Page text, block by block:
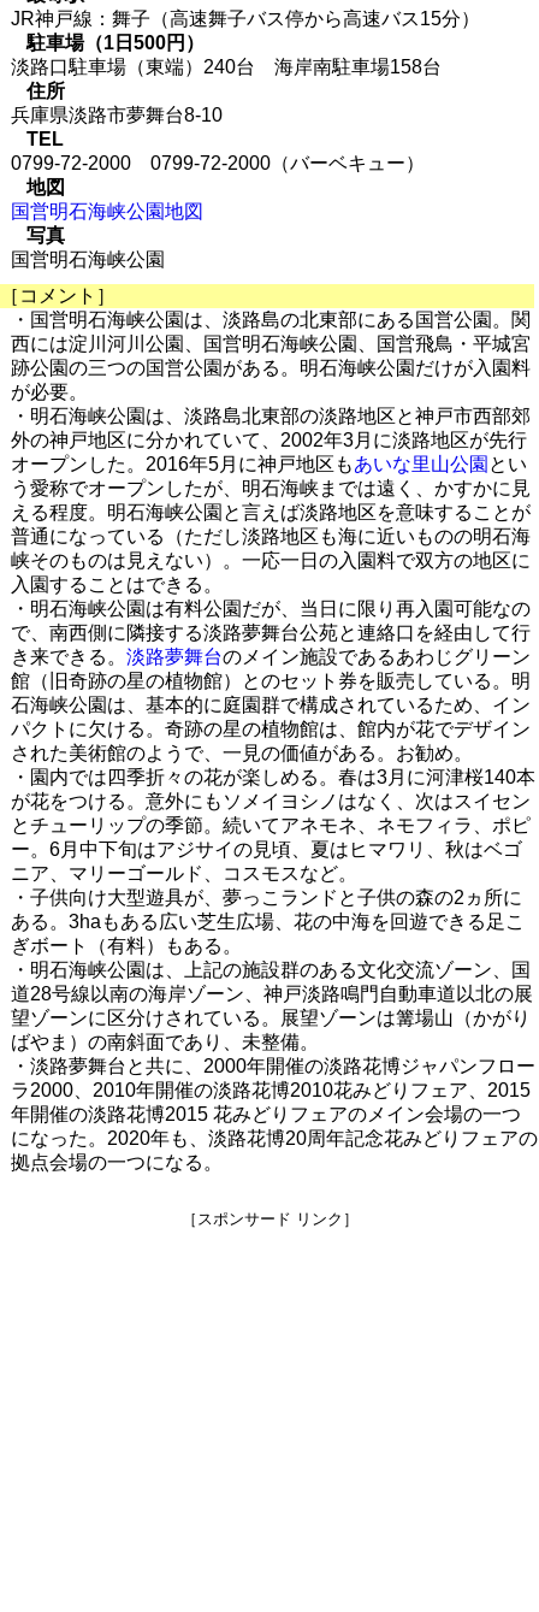
JR神戸線：舞子（高速舞子バス停から高速バス15分）
駐車場（1日500円）
淡路口駐車場（東端）240台 海岸南駐車場158台
住所
兵庫県淡路市夢舞台8-10
TEL
0799-72-2000 0799-72-2000（バーベキュー）
地図
国営明石海峡公園地図
写真
国営明石海峡公園
［コメント］
・国営明石海峡公園は、淡路島の北東部にある国営公園。関
西には淀川河川公園、国営明石海峡公園、国営飛鳥・平城宮
跡公園の三つの国営公園がある。明石海峡公園だけが入園料
が必要。
・明石海峡公園は、淡路島北東部の淡路地区と神戸市西部郊
外の神戸地区に分かれていて、2002年3月に淡路地区が先行
オープンした。2016年5月に神戸地区もあいな里山公園 とい
う愛称でオープンしたが、明石海峡までは遠く、かすかに見
える程度。明石海峡公園と言えば淡路地区を意味することが
普通になっている（ただし淡路地区も海に近いものの明石海
峡そのものは見えない）。一応一日の入園料で双方の地区に
入園することはできる。
・明石海峡公園は有料公園だが、当日に限り再入園可能なの
で、南西側に隣接する淡路夢舞台公苑と連絡口を経由して行
き来できる。 淡路夢舞台のメイン施設であるあわじグリーン
館（旧奇跡の星の植物館）とのセット券を販売している。明
石海峡公園は、基本的に庭園群で構成されているため、イン
パクトに欠ける。奇跡の星の植物館は、館内が花でデザイン
された美術館のようで、一見の価値がある。お勧め。
・園内では四季折々の花が楽しめる。春は3月に河津桜140本
が花をつける。意外にもソメイヨシノはなく、次はスイセン
とチューリップの季節。続いてアネモネ、ネモフィラ、ポピ
ー。6月中下旬はアジサイの見頃、夏はヒマワリ、秋はベゴ
ニア、マリーゴールド、コスモスなど。
・子供向け大型遊具が、夢っこランドと子供の森の2ヵ所に
ある。3haもある広い芝生広場、花の中海を回遊できる足こ
ぎボート（有料）もある。
・明石海峡公園は、上記の施設群のある文化交流ゾーン、国
道28号線以南の海岸ゾーン、神戸淡路鳴門自動車道以北の展
望ゾーンに区分けされている。展望ゾーンは篝場山（かがり
ばやま）の南斜面であり、未整備。
・淡路夢舞台と共に、2000年開催の淡路花博ジャパンフロー
ラ2000、2010年開催の淡路花博2010花みどりフェア、2015
年開催の淡路花博2015 花みどりフェアのメイン会場の一つ
になった。2020年も、淡路花博20周年記念花みどりフェアの
拠点会場の一つになる。
［スポンサード リンク］